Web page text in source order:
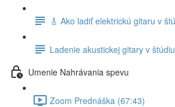
🎸 Ako ladiť elektrickú gitaru v
Ladenie akustickej gitary v
Umenie Nahrávania spevu
Zoom Prednáška (67:43)